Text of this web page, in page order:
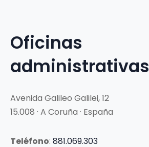
Oficinas
administrativas
Avenida Galileo Galilei, 12
15.008 · A Coruña · España
Teléfono: 881.069.303